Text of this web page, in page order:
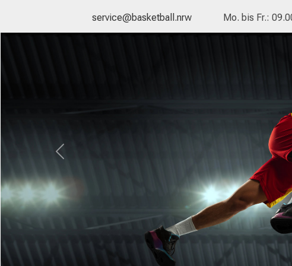
service@basketball.nrw Mo. bis Fr.:
Previous